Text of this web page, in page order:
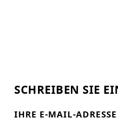
SCHREIBEN SIE
IHRE E-MAIL-